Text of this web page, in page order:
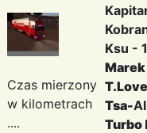
Czas mierzony
w kilometrach
....
Ksu -
Tsa-
Turbo